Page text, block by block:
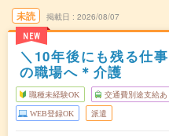
未読
NEW
掲載日 2026/08/07
＼10年後にも残る仕
の職場へ＊介護
職種未経験OK 交通費別途支給あ
WEB登録OK 派遣